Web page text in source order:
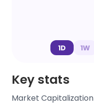
1D 1W
Key stats
Market Capitalization